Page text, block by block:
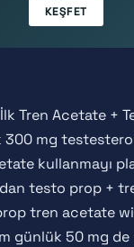
KEŞFET
Tren Acetate +
300 mg
kullanmayı
testo prop +
tren acetate
günlük 50 mg